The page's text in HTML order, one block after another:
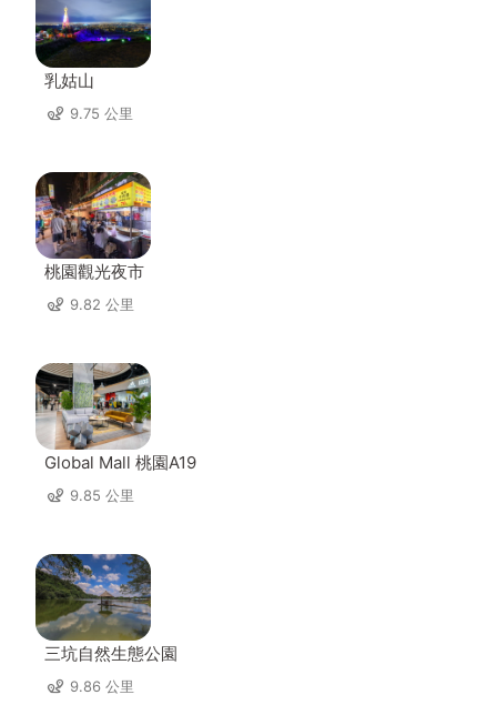
乳姑山
9.75 公里
桃園觀光夜市
9.82 公里
Global Mall 桃園A19
9.85 公里
三坑自然生態公園
9.86 公里